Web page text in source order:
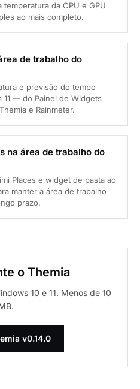
da CPU e GPU
ao mais completo.
de trabalho do
e previsão do tempo
— do Painel de Widgets
e Rainmeter.
na área de trabalho do
Places e widget de pasta ao
manter a área de trabalho
prazo.
o Themia
10 e 11. Menos de 10
v0.14.0